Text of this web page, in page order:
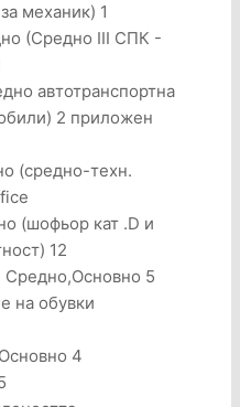
механик) 1
(Средно III СПК -
автотранспортна
2 приложен
(средно-техн.
(шофьор кат .D и
12
Средно,Основно 5
на обувки
4